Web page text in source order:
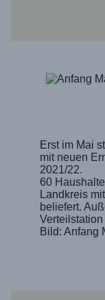
Erst im Mai
mit neuen
2021/22.
60
Landkreis
beliefert.
Bild: Anfang